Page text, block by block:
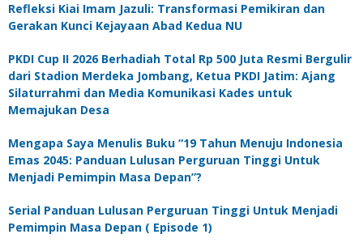
Refleksi Kiai Imam Jazuli: Transformasi Pemikiran dan
Gerakan Kunci Kejayaan Abad Kedua NU
PKDI Cup II 2026 Berhadiah Total Rp 500 Juta Resmi Bergulir
dari Stadion Merdeka Jombang, Ketua PKDI Jatim: Ajang
Silaturrahmi dan Media Komunikasi Kades untuk
Memajukan Desa
Mengapa Saya Menulis Buku “19 Tahun Menuju Indonesia
Emas 2045: Panduan Lulusan Perguruan Tinggi Untuk
Menjadi Pemimpin Masa Depan”?
Serial Panduan Lulusan Perguruan Tinggi Untuk Menjadi
Pemimpin Masa Depan ( Episode 1)